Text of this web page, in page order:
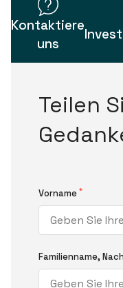
Kontaktiere
uns
Teilen
Vorname *
Familienname,